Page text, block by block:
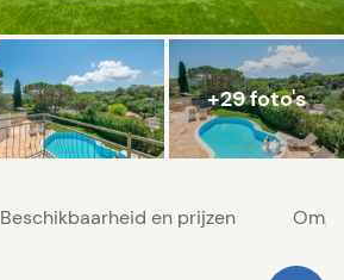
+29 foto's
Beschikbaarheid en prijzen